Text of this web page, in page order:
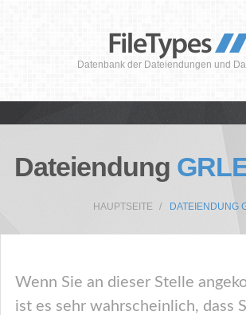
Datenbank der Dateiendungen und
Dateiendung
HAUPTSEITE DATEIENDUNG
Wenn Sie an dieser Stelle
ist es sehr wahrscheinlich, dass